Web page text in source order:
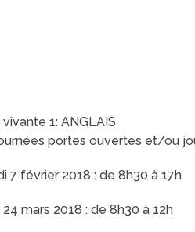
1: ANGLAIS
portes ouvertes et/ou
7 février 2018 : de 8h30 à 17h
mars 2018 : de 8h30 à 12h